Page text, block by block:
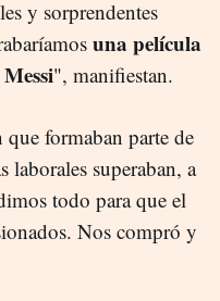
y sorprendentes
una película
", manifiestan.
formaban parte de
laborales superaban, a
todo para que el
Nos compró y